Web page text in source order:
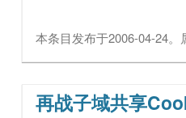
本条目发布于2006-04-24。
再战子域共享